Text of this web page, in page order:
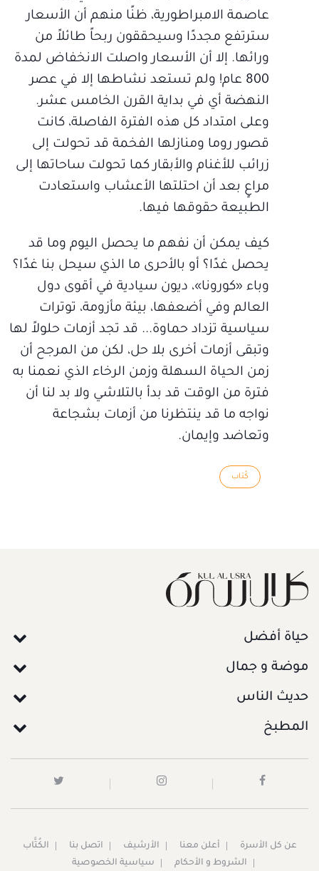
عاصمة الامبراطورية، ظنًا منهم أن الأسعار
سترتفع مجددًا وسيحققون ربحاً طائلاً من
ورائها. إلا أن الأسعار واصلت الانخفاض لمدة
800 عام! ولم تستعد نشاطها إلا في عصر
النهضة أي في بداية القرن الخامس عشر.
وعلى امتداد كل هذه الفترة الفاصلة، كانت
قصور روما ومنازلها الفخمة قد تحولت إلى
زرائب للأغنام والأبقار كما تحولت ساحاتها إلى
مراعٍ بعد أن احتلتها الأعشاب واستعادت
الطبيعة حقوقها فيها.
كيف يمكن أن نفهم ما يحصل اليوم وما قد
يحصل غدًا؟ أو بالأحرى ما الذي سيحل بنا غدًا؟
وباء «كورونا»، ديون سيادية في أقوى دول
العالم وفي أضعفها، بيئة مأزومة، توترات
سياسية تزداد حماوة... قد تجد أزمات حلولاً لها
وتبقى أزمات أخرى بلا حل، لكن من المرجح أن
زمن الحياة السهلة وزمن الرخاء الذي نعمنا به
فترة من الوقت قد بدأ بالتلاشي ولا بد لنا أن
نواجه ما قد ينتظرنا من أزمات بشجاعة
وتعاضد وإيمان.
كُتاب
حياة أفضل
موضة و جمال
حديث الناس
المطبخ
عن كل الأسرة أعلن معنا الأرشيف اتصل بنا
الكُتَّاب
الشروط و الأحكام
سياسية الخصوصية